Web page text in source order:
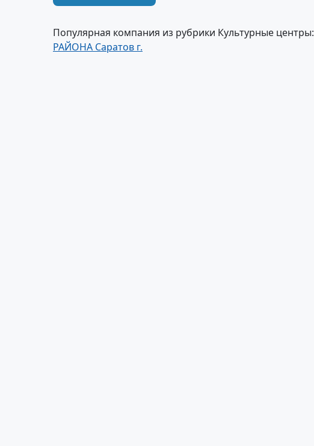
Популярная компания из рубрики Культурные центры:
РАЙОНА Саратов г.